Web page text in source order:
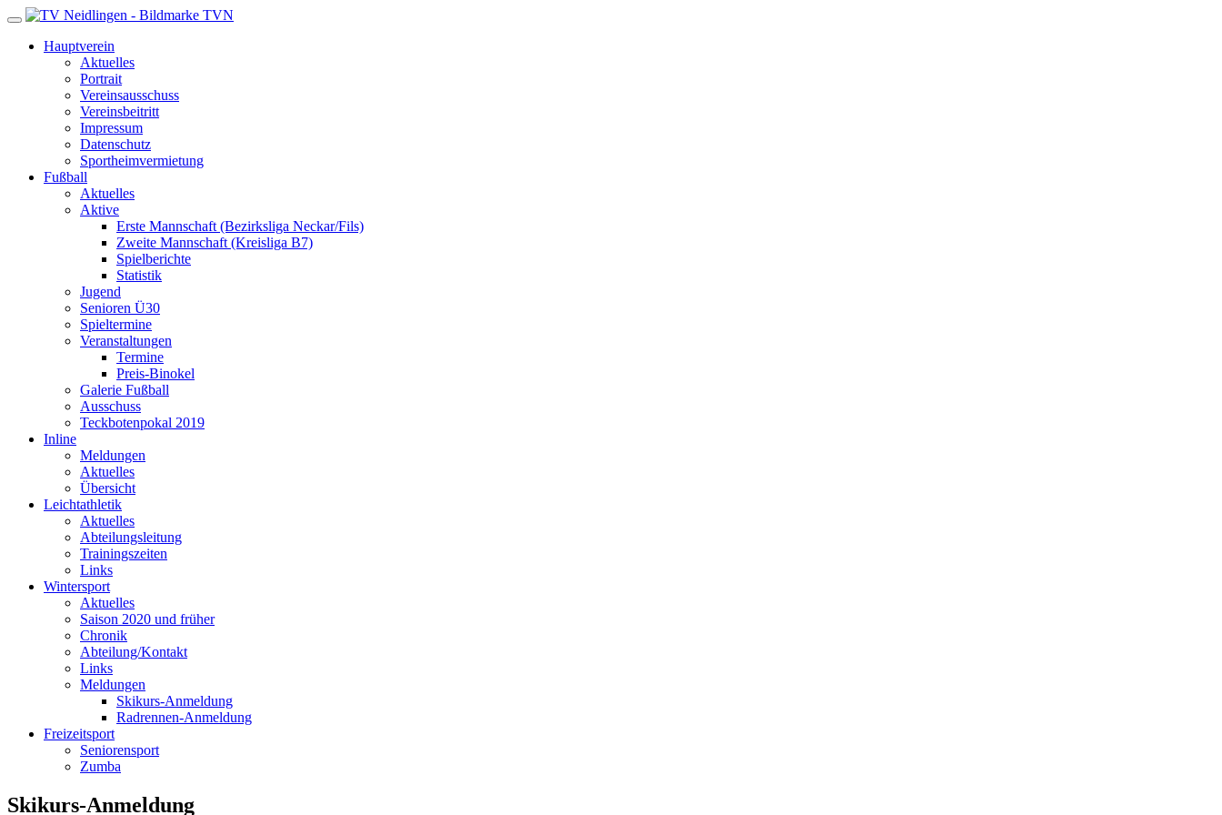
TVN
Hauptverein
Aktuelles
Portrait
Vereinsausschuss
Vereinsbeitritt
Impressum
Datenschutz
Sportheimvermietung
Fußball
Aktuelles
Aktive
Erste Mannschaft (Bezirksliga Neckar/Fils)
Zweite Mannschaft (Kreisliga B7)
Spielberichte
Statistik
Jugend
Senioren Ü30
Spieltermine
Veranstaltungen
Termine
Preis-Binokel
Galerie Fußball
Ausschuss
Teckbotenpokal 2019
Inline
Meldungen
Aktuelles
Übersicht
Leichtathletik
Aktuelles
Abteilungsleitung
Trainingszeiten
Links
Wintersport
Aktuelles
Saison 2020 und früher
Chronik
Abteilung/Kontakt
Links
Meldungen
Skikurs-Anmeldung
Radrennen-Anmeldung
Freizeitsport
Seniorensport
Zumba
Skikurs-Anmeldung